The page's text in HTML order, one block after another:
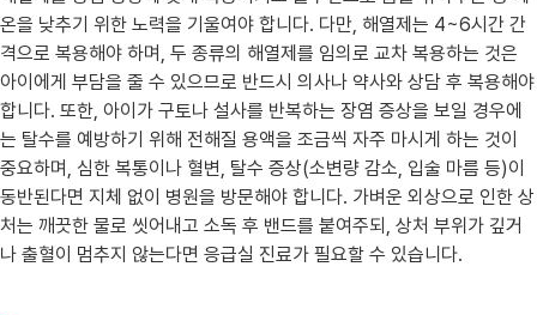
온을 낮추기 위한 노력을 기울여야 합니다. 다만, 해열제는 4~6시간 간
격으로 복용해야 하며, 두 종류의 해열제를 임의로 교차 복용하는 것은
아이에게 부담을 줄 수 있으므로 반드시 의사나 약사와 상담 후 복용해야
합니다. 또한, 아이가 구토나 설사를 반복하는 장염 증상을 보일 경우에
는 탈수를 예방하기 위해 전해질 용액을 조금씩 자주 마시게 하는 것이
중요하며, 심한 복통이나 혈변, 탈수 증상(소변량 감소, 입술 마름 등)이
동반된다면 지체 없이 병원을 방문해야 합니다. 가벼운 외상으로 인한 상
처는 깨끗한 물로 씻어내고 소독 후 밴드를 붙여주되, 상처 부위가 깊거
나 출혈이 멈추지 않는다면 응급실 진료가 필요할 수 있습니다.